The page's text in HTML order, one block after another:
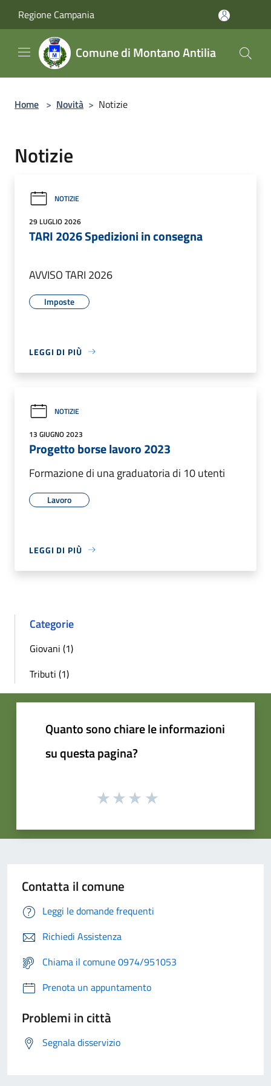
Regione Campania
Comune di Montano Antilia
Home > Novità > Notizie
Notizie
NOTIZIE
29 LUGLIO 2026
TARI 2026 Spedizioni in consegna
AVVISO TARI 2026
Imposte
LEGGI DI PIÙ
NOTIZIE
13 GIUGNO 2023
Progetto borse lavoro 2023
Formazione di una graduatoria di 10 utenti
Lavoro
LEGGI DI PIÙ
Categorie
Giovani (1)
Tributi (1)
Quanto sono chiare le informazioni
su questa pagina?
Contatta il comune
Leggi le domande frequenti
Richiedi Assistenza
Chiama il comune 0974/951053
Prenota un appuntamento
Problemi in città
Segnala disservizio